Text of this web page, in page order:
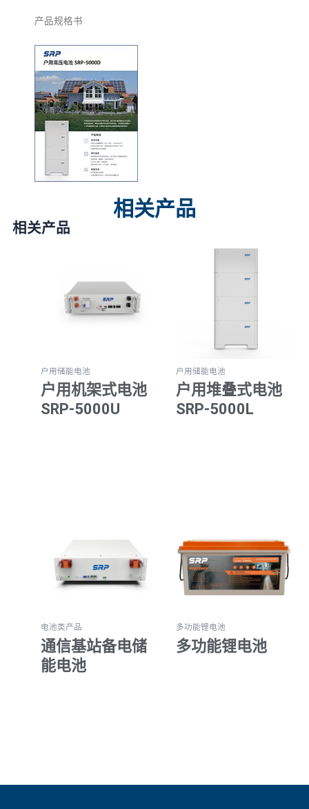
产品规格书
相关产品
相关产品
户用储能电池
户用机架式电池
SRP-5000U
户用储能电池
户用堆叠式电池
SRP-5000L
电池类产品
通信基站备电储
能电池
多功能锂电池
多功能锂电池